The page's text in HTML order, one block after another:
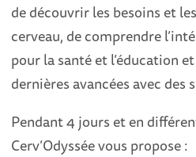
de découvrir les besoins et
cerveau, de comprendre
pour la santé et l’éducation
dernières avancées avec des
Pendant 4 jours et en
Cerv’Odyssée vous propose :